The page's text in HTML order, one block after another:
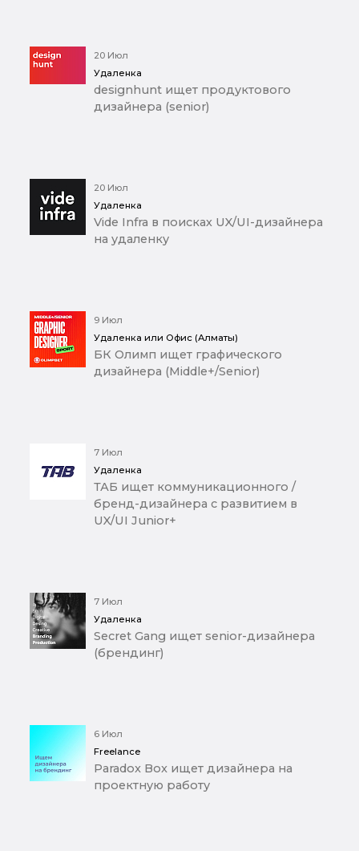
20 Июл
Удаленка
designhunt ищет продуктового
дизайнера (senior)
20 Июл
Удаленка
Vide Infra в поисках UX/UI-дизайнера
на удаленку
9 Июл
Удаленка или Офис (Алматы)
БК Олимп ищет графического
дизайнера (Middle+/Senior)
7 Июл
Удаленка
ТАБ ищет коммуникационного /
бренд-дизайнера с развитием в
UX/UI Junior+
7 Июл
Удаленка
Secret Gang ищет senior-дизайнера
(брендинг)
6 Июл
Freelance
Paradox Box ищет дизайнера на
проектную работу